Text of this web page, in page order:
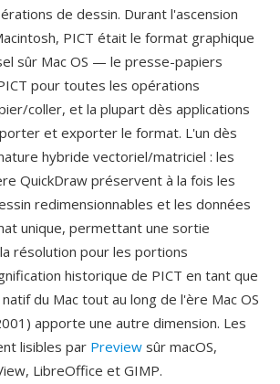
de dessin. Durant l'ascension
PICT était le format graphique
sûr Mac OS — le presse-papiers
pour toutes les opérations
coller, et la plupart dès applications
et exporter le format. L'un dès
hybride vectoriel/matriciel : les
QuickDraw préservent à la fois les
redimensionnables et les données
unique, permettant une sortie
résolution pour les portions
historique de PICT en tant que
du Mac tout au long de l'ère Mac OS
apporte une autre dimension. Les
lisibles par Preview sûr macOS,
LibreOffice et GIMP.